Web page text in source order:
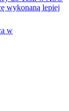
w